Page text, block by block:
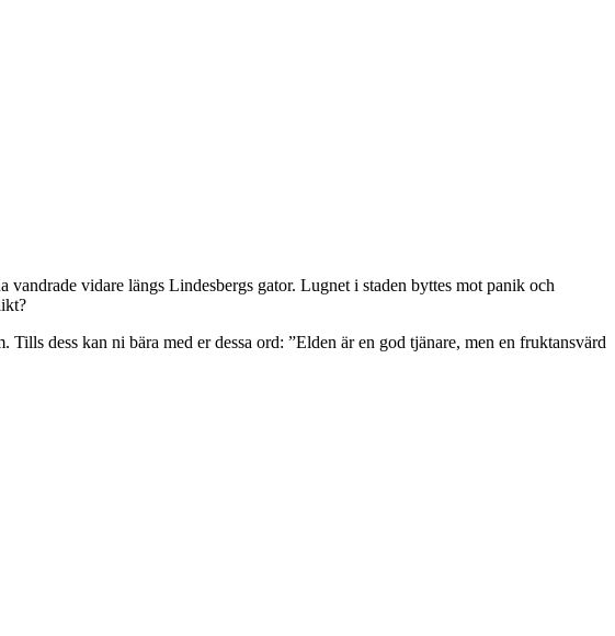
vidare längs Lindesbergs gator. Lugnet i staden byttes mot panik och
dess kan ni bära med er dessa ord: ”Elden är en god tjänare, men en fruktansvärd